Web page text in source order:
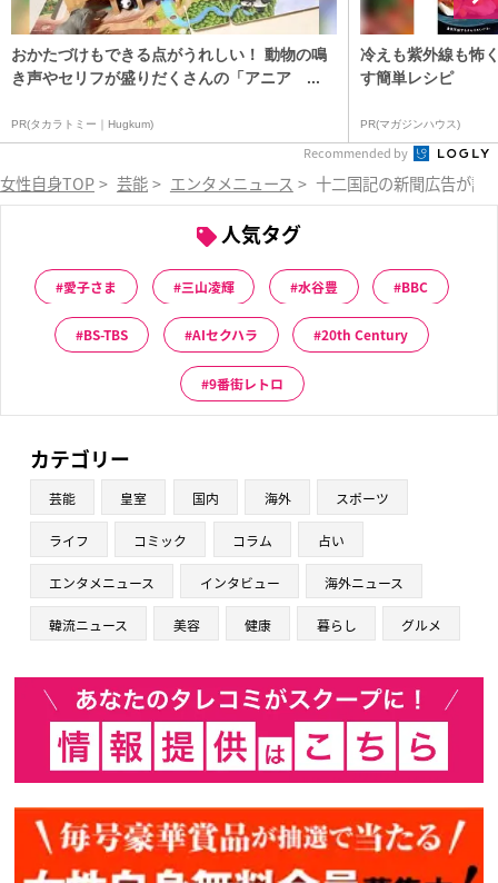
おかたづけもできる点がうれしい！ 動物の鳴
き声やセリフが盛りだくさんの「アニア ...
PR(タカラトミー｜Hugkum)
冷えも紫外線も怖
す簡単レシピ
PR(マガジンハウス)
Recommended by
女性自身TOP > 芸能 > エンタメニュース > 十二国記の新聞広告が話
人気タグ
愛子さま 三山凌輝 水谷豊 BBC
BS-TBS AIセクハラ 20th Century
9番街レトロ
カテゴリー
芸能 皇室 国内 海外 スポーツ
ライフ コミック コラム 占い
エンタメニュース インタビュー 海外ニュース
韓流ニュース 美容 健康 暮らし グルメ